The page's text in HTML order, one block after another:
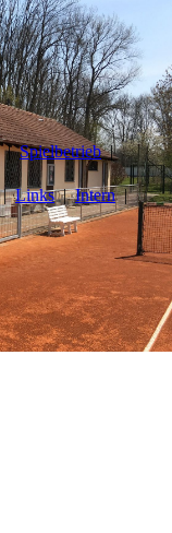
Spielbetrieb
Links Intern